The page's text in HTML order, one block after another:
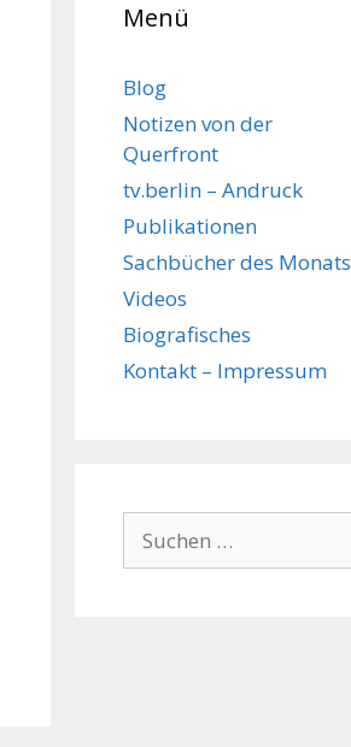
Menü
Blog
Notizen von der
Querfront
tv.berlin – Andruck
Publikationen
Sachbücher des Monats
Videos
Biografisches
Kontakt – Impressum
nach: